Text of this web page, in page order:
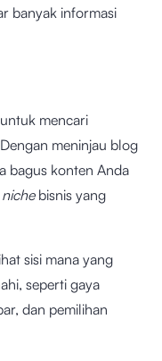
banyak informasi
mencari
meninjau blog
bagus konten Anda
nichebisnis yang
sisi mana yang
seperti gaya
dan pemilihan